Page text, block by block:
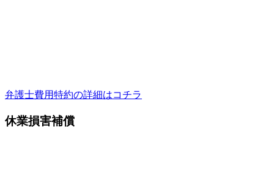
弁護士費用特約の詳細はコチラ
休業損害補償